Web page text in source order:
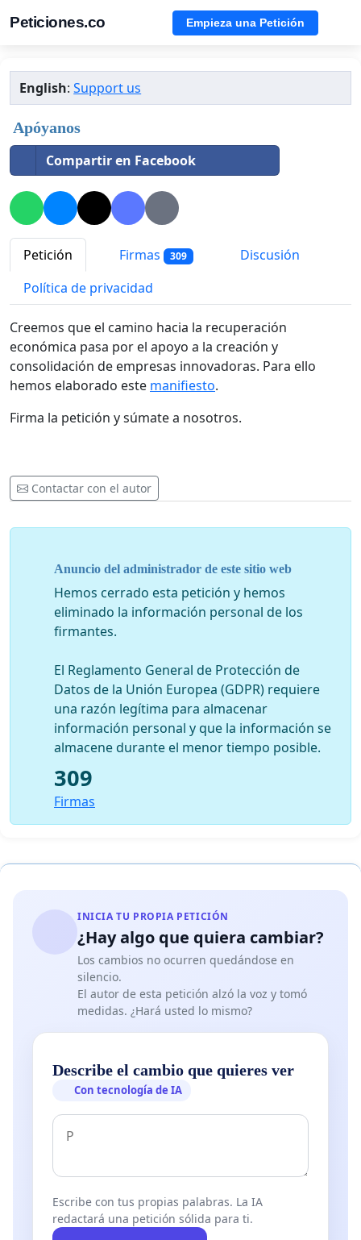
Peticiones.co Empieza una Petición
English:Support us
Apóyanos
Compartir en Facebook
Petición Firmas 309
Discusión
Política de privacidad
Creemos que el camino hacia la recuperación
económica pasa por el apoyo a la creación y
consolidación de empresas innovadoras. Para ello
hemos elaborado este manifiesto.
Firma la petición y súmate a nosotros.
Contactar con el autor
Anuncio del administrador de este sitio web
Hemos cerrado esta petición y hemos
eliminado la información personal de los
firmantes.
El Reglamento General de Protección de
Datos de la Unión Europea (GDPR) requiere
una razón legítima para almacenar
información personal y que la información se
almacene durante el menor tiempo posible.
309
Firmas
INICIA TU PROPIA PETICIÓN
¿Hay algo que quiera cambiar?
Los cambios no ocurren quedándose en
silencio.
El autor de esta petición alzó la voz y tomó
medidas. ¿Hará usted lo mismo?
Describe el cambio que quieres ver
Con tecnología de IA
Escribe con tus propias palabras. La IA
redactará una petición sólida para ti.